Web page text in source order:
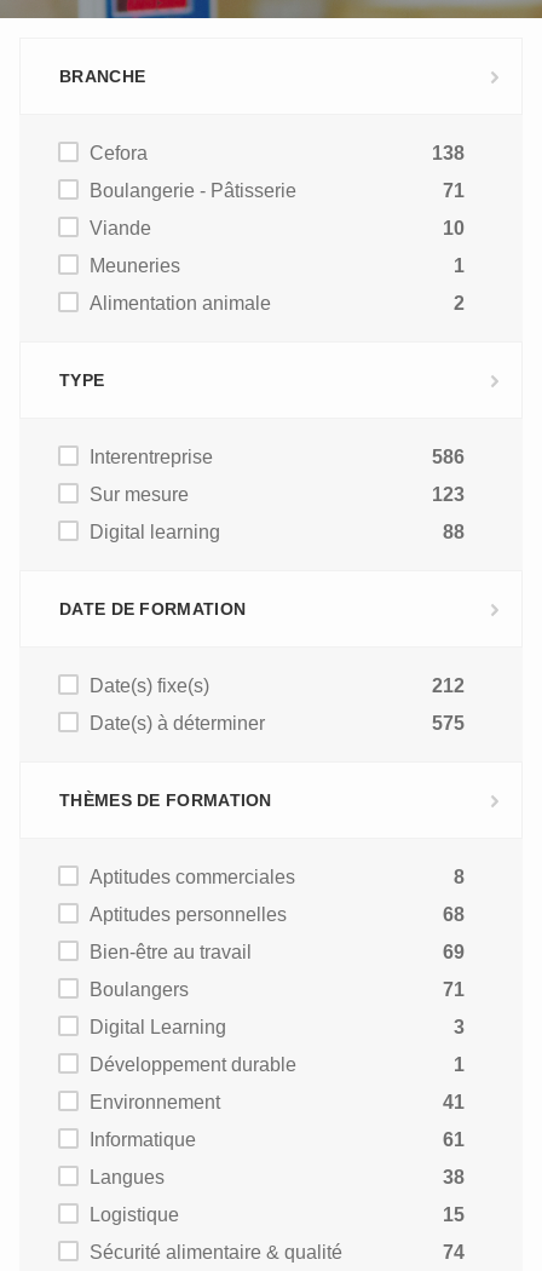
BRANCHE
Cefora
138
Boulangerie - Pâtisserie
71
Viande
10
Meuneries
1
Alimentation animale
2
TYPE
Interentreprise
586
Sur mesure
123
Digital learning
88
DATE DE FORMATION
Date(s) fixe(s)
212
Date(s) à déterminer
575
THÈMES DE FORMATION
Aptitudes commerciales
8
Aptitudes personnelles
68
Bien-être au travail
69
Boulangers
71
Digital Learning
3
Développement durable
1
Environnement
41
Informatique
61
Langues
38
Logistique
15
Sécurité alimentaire & qualité
74